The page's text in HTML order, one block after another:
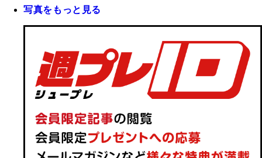
写真をもっと見る